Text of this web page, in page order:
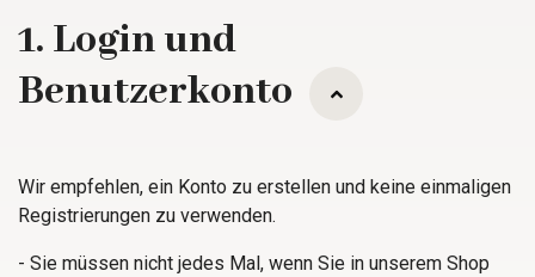
1. Login und
Benutzerkonto
Wir empfehlen, ein Konto zu erstellen und keine einmaligen
Registrierungen zu verwenden.
- Sie müssen nicht jedes Mal, wenn Sie in unserem Shop